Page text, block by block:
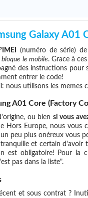
Galaxy A01
(numéro de série)
le mobile. Grace à
des instructions
entrer le code!
nous utilisons les memes
A01 Core (Factory
ou bien si vous
Hors Europe, nous vous
peu plus onéreux vous
et certain
est obligatoire! Pour la
pas dans la liste".
et sous contrat ?